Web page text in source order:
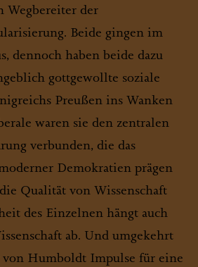
Wegbereiter der
Beide gingen im
dennoch haben beide dazu
gottgewollte soziale
Preußen ins Wanken
waren sie den zentralen
verbunden, die das
Demokratien prägen
Qualität von Wissenschaft
des Einzelnen hängt auch
ab. Und umgekehrt
Humboldt Impulse für eine